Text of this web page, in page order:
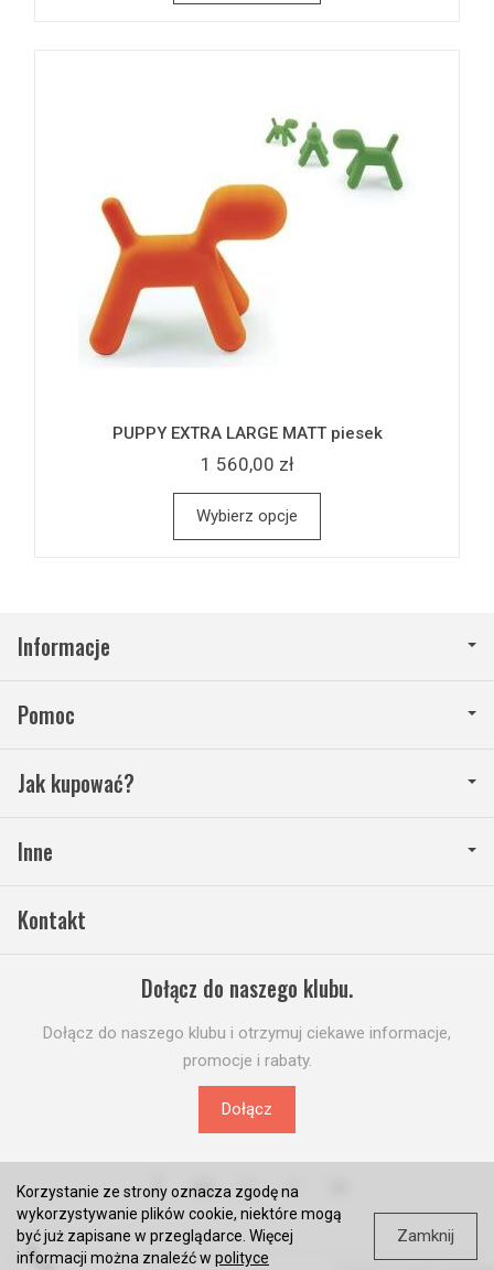
PUPPY EXTRA LARGE MATT piesek
1 560,00 zł
Wybierz opcje
Informacje
Pomoc
Jak kupować?
Inne
Kontakt
Dołącz do naszego klubu.
Dołącz do naszego klubu i otrzymuj ciekawe informacje,
promocje i rabaty.
Dołącz
Korzystanie ze strony oznacza zgodę na
wykorzystywanie plików cookie, niektóre mogą
być już zapisane w przeglądarce. Więcej
informacji można znaleźć w polityce
Zamknij